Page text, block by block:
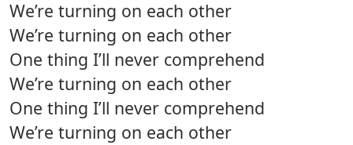
We’re turning on each other
We’re turning on each other
One thing I’ll never comprehend
We’re turning on each other
One thing I’ll never comprehend
We’re turning on each other